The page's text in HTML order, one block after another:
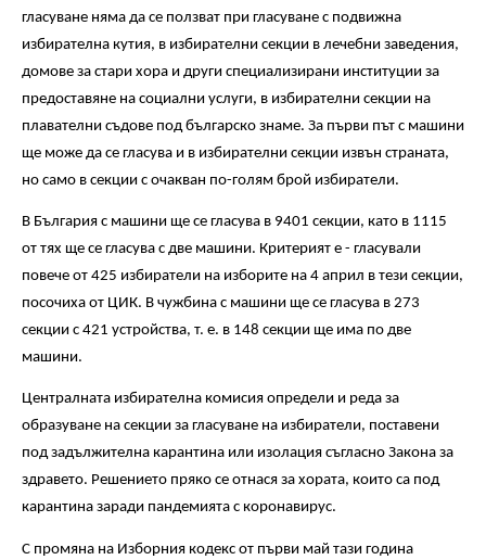
гласуване няма да се ползват при гласуване с подвижна
избирателна кутия, в избирателни секции в лечебни заведения,
домове за стари хора и други специализирани институции за
предоставяне на социални услуги, в избирателни секции на
плавателни съдове под българско знаме. За първи път с машини
ще може да се гласува и в избирателни секции извън страната,
но само в секции с очакван по-голям брой избиратели.
В България с машини ще се гласува в 9401 секции, като в 1115
от тях ще се гласува с две машини. Критерият е - гласували
повече от 425 избиратели на изборите на 4 април в тези секции,
посочиха от ЦИК. В чужбина с машини ще се гласува в 273
секции с 421 устройства, т. е. в 148 секции ще има по две
машини.
Централната избирателна комисия определи и реда за
образуване на секции за гласуване на избиратели, поставени
под задължителна карантина или изолация съгласно Закона за
здравето. Решението пряко се отнася за хората, които са под
карантина заради пандемията с коронавирус.
С промяна на Изборния кодекс от първи май тази година